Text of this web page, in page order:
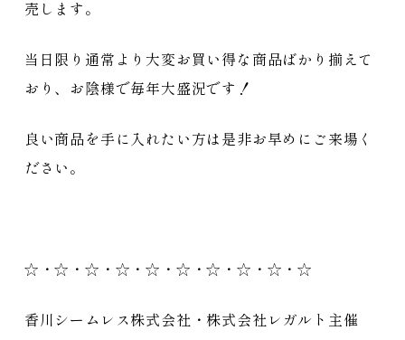
売します。
当日限り通常より大変お買い得な商品ばかり揃えて
おり、お陰様で毎年大盛況です！
良い商品を手に入れたい方は是非お早めにご来場く
ださい。
☆・☆・☆・☆・☆・☆・☆・☆・☆・☆
香川シームレス株式会社・株式会社レガルト主催